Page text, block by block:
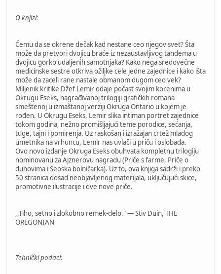
O knjizi:
Čemu da se okrene dečak kad nestane ceo njegov svet? Šta
može da pretvori dvojicu braće iz nezaustavljivog tandema u
dvojicu gorko udaljenih samotnjaka? Kako nega sredovečne
medicinske sestre otkriva ožiljke cele jedne zajednice i kako išta
može da zaceli rane nastale obmanom dugom ceo vek?
Miljenik kritike Džef Lemir odaje počast svojim korenima u
Okrugu Eseks, nagrađivanoj trilogiji grafičkih romana
smeštenoj u izmaštanoj verziji Okruga Ontario u kojem je
rođen. U Okrugu Eseks, Lemir slika intiman portret zajednice
tokom godina, nežno promišljajući teme porodice, sećanja,
tuge, tajni i pomirenja. Uz raskošan i izražajan crtež mladog
umetnika na vrhuncu, Lemir nas uvlači u priču i oslobađa.
Ovo novo izdanje Okruga Eseks obuhvata kompletnu trilogiju
nominovanu za Ajznerovu nagradu (Priče s farme, Priče o
duhovima i Seoska bolničarka). Uz to, ova knjiga sadrži i preko
50 stranica dosad neobjavljenog materijala, uključujući skice,
promotivne ilustracije i dve nove priče.
,,Tiho, setno i zlokobno remek-delo." — Stiv Duin, THE
OREGONIAN
Tehnički podaci: